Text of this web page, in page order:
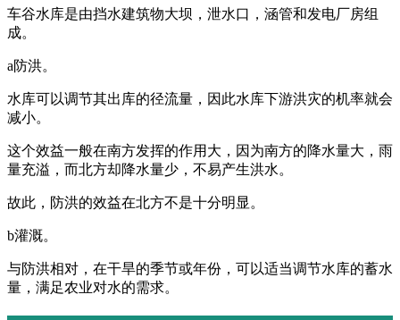
车谷水库是由挡水建筑物大坝，泄水口，涵管和发电厂房组
成。
a防洪。
水库可以调节其出库的径流量，因此水库下游洪灾的机率就会
减小。
这个效益一般在南方发挥的作用大，因为南方的降水量大，雨
量充溢，而北方却降水量少，不易产生洪水。
故此，防洪的效益在北方不是十分明显。
b灌溉。
与防洪相对，在干旱的季节或年份，可以适当调节水库的蓄水
量，满足农业对水的需求。